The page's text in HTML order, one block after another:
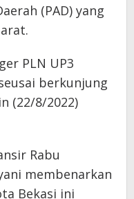
(PAD) yang
PLN UP3
berkunjung
(22/8/2022)
Rabu
membenarkan
Bekasi ini